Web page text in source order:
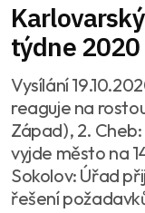
týdne 2020
Vysílání
reaguje na
Západ), 2.
vyjde město na
Sokolov: Úřad
řešení